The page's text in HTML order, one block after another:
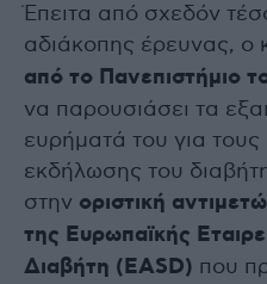
Έπειτα από σχεδόν
αδιάκοπης έρευνας, ο
από το Πανεπιστήμιο
να παρουσιάσει τα
ευρήματά του για
εκδήλωσης του
στην οριστική
της Ευρωπαϊκής
Διαβήτη (EASD) που